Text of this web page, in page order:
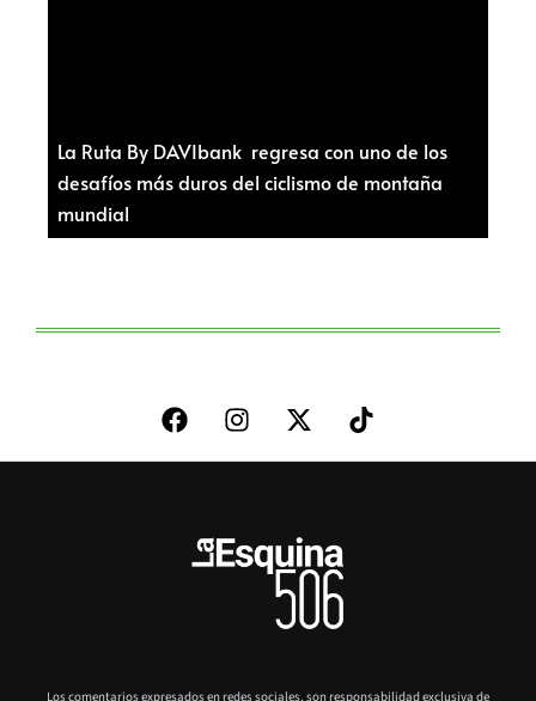
La Ruta By DAVIbank regresa con uno de los
desafíos más duros del ciclismo de montaña
mundial
Los comentarios expresados en redes sociales, son responsabilidad exclusiva de